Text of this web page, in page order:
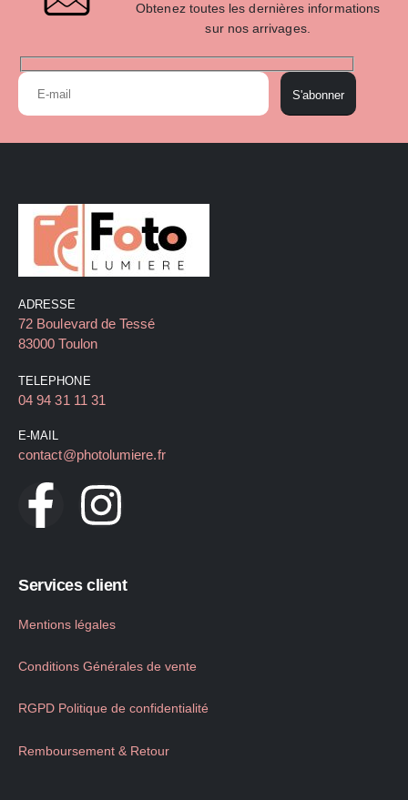
Obtenez toutes les dernières informations
sur nos arrivages.
S'abonner
ADRESSE
72 Boulevard de Tessé
83000 Toulon
TELEPHONE
04 94 31 11 31
E-MAIL
contact@photolumiere.fr
Services client
Mentions légales
Conditions Générales de vente
RGPD Politique de confidentialité
Remboursement & Retour